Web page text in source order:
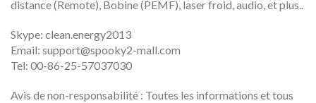
distance (Remote), Bobine (PEMF), laser froid, audio, et plus..
Skype: clean.energy2013
Email: support@spooky2-mall.com
Tel: 00-86-25-57037030
Avis de non-responsabilité : Toutes les informations et tous